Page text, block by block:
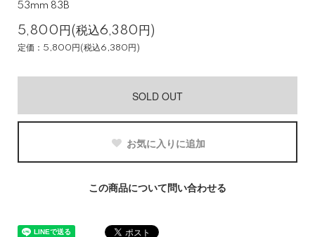
53mm 83B
5,800円(税込6,380円)
定価：5,800円(税込6,380円)
SOLD OUT
お気に入りに追加
この商品について問い合わせる